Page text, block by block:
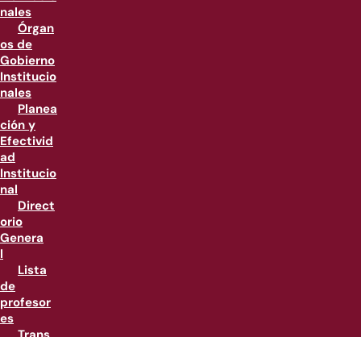
nales
Órgan
os de
Gobierno
Institucio
nales
Planea
ción y
Efectivid
ad
Institucio
nal
Direct
orio
Genera
l
Lista
de
profesor
es